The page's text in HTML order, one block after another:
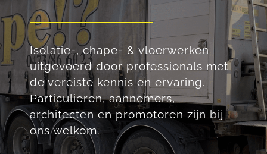
Isolatie-, chape- & vloerwerken
uitgevoerd door professionals met
de vereiste kennis en ervaring.
Particulieren, aannemers,
architecten en promotoren zijn bij
ons welkom.